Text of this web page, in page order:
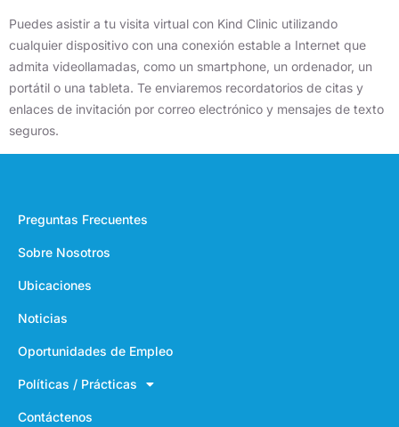
Puedes asistir a tu visita virtual con Kind Clinic utilizando
cualquier dispositivo con una conexión estable a Internet que
admita videollamadas, como un smartphone, un ordenador, un
portátil o una tableta. Te enviaremos recordatorios de citas y
enlaces de invitación por correo electrónico y mensajes de texto
seguros.
Preguntas Frecuentes
Sobre Nosotros
Ubicaciones
Noticias
Oportunidades de Empleo
Políticas / Prácticas
Contáctenos